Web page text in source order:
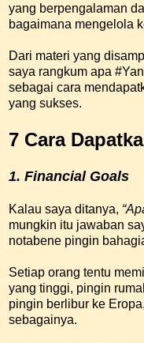
yang berpengalaman
bagaimana mengelola
Dari materi yang
saya rangkum apa
sebagai cara
yang sukses.
7 Cara
1. Financial Goals
Kalau saya ditanya,
mungkin itu jawaban
notabene pingin
Setiap orang tentu
yang tinggi, pingin
pingin berlibur ke
sebagainya.